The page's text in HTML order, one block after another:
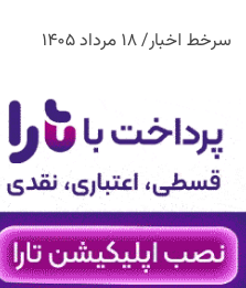
سرخط اخبار/ ۱۸ مرداد ۱۴۰۵